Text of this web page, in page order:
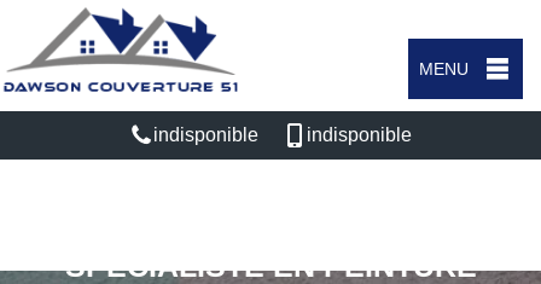
MENU
indisponible indisponible
SPÉCIALISTE EN PEINTURE